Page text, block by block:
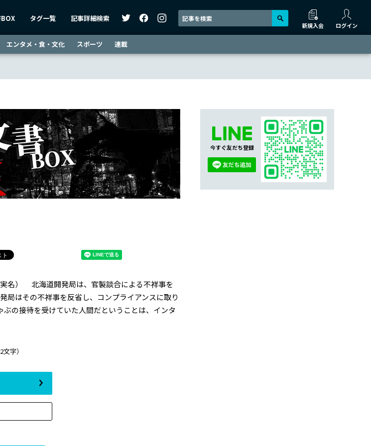
タグ一覧 記事詳細検索
新規入会 ログイン
エンタメ・食・文化 スポーツ 連載
名） 北海道開発局は、官製談合による不祥事を
局はその不祥事を反省し、コンプライアンスに取り
の接待を受けていた人間だということは、インタ
文字）
今すぐ友だち登録